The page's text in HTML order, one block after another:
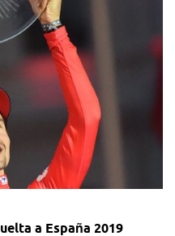
a España 2019